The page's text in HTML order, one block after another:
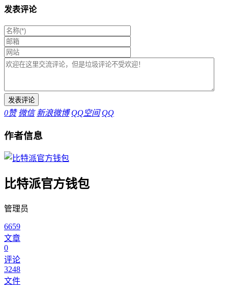
发表评论
0赞 微信 新浪微博 QQ空间 QQ
作者信息
比特派官方钱包
管理员
6659
文章
0
评论
3248
文件